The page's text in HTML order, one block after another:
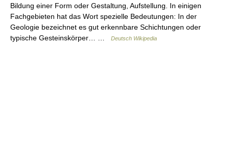
Bildung einer Form oder Gestaltung, Aufstellung. In einigen
Fachgebieten hat das Wort spezielle Bedeutungen: In der
Geologie bezeichnet es gut erkennbare Schichtungen oder
typische Gesteinskörper… …
Deutsch Wikipedia